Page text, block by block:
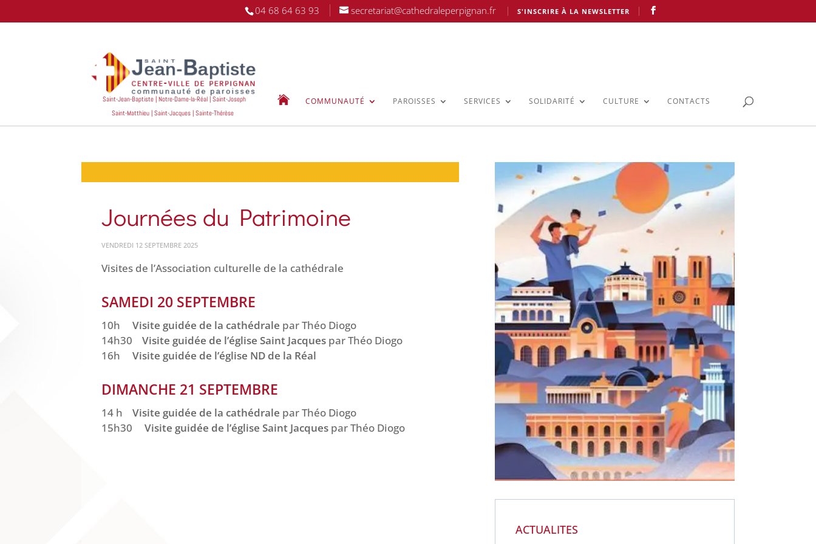
04 68 64 63 93 secretariat@cathedraleperpignan.fr S'INSCRIRE À LA NEWSLETTER
Saint-Jean-Baptiste | Notre-Dame-la-Réal | Saint-Joseph
Saint-Matthieu | Saint-Jacques | Sainte-Thérèse
COMMUNAUTÉ PAROISSES SERVICES SOLIDARITÉ CULTURE CONTACTS
Journées du Patrimoine
VENDREDI 12 SEPTEMBRE 2025
Visites de l’Association culturelle de la cathédrale
SAMEDI 20 SEPTEMBRE
10h Visite guidée de la cathédrale par Théo Diogo
14h30
Visite guidée de l’église Saint Jacques par Théo Diogo
16hVisite guidée de l’église ND de la Réal
DIMANCHE 21 SEPTEMBRE
14 hVisite guidée de la cathédrale par Théo Diogo
15h30Visite guidée de l’église Saint Jacques par Théo Diogo
ACTUALITES